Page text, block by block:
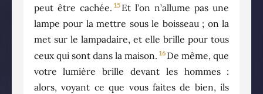
peut être cachée. 15 Et l’on n’allume pas une
lampe pour la mettre sous le boisseau ; on la
met sur le lampadaire, et elle brille pour tous
ceux qui sont dans la maison. 16 De même, que
votre lumière brille devant les hommes :
alors, voyant ce que vous faites de bien, ils